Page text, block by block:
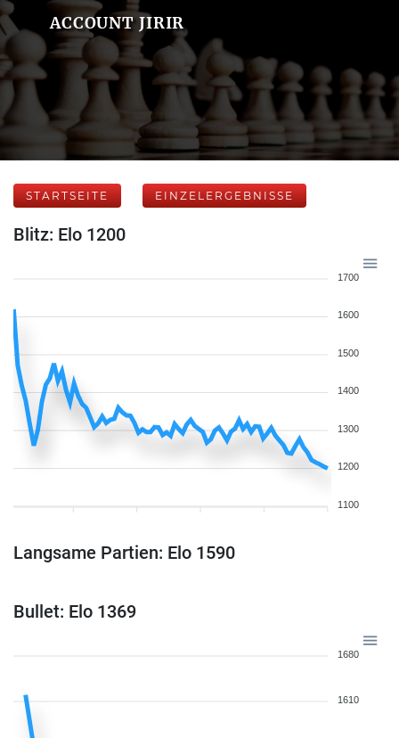
ACCOUNT JIRIR
STARTSEITE EINZELERGEBNISSE
Blitz: Elo 1200
1700
1600
1500
1400
1300
1200
1100
Langsame Partien: Elo 1590
Bullet: Elo 1369
1680
1610